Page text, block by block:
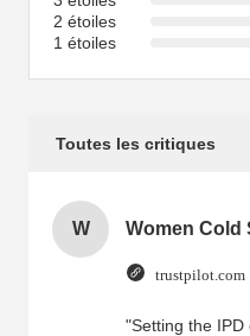
2 étoiles
1 étoiles
Toutes les critiques
W
trustpilot.com
"Setting the IPD